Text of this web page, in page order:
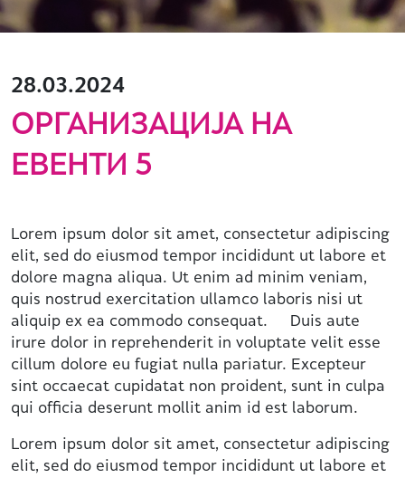
28.03.2024
ОРГАНИЗАЦИЈА НА
ЕВЕНТИ 5
Lorem ipsum dolor sit amet, consectetur adipiscing
elit, sed do eiusmod tempor incididunt ut labore et
dolore magna aliqua. Ut enim ad minim veniam,
quis nostrud exercitation ullamco laboris nisi ut
aliquip ex ea commodo consequat. Duis aute
irure dolor in reprehenderit in voluptate velit esse
cillum dolore eu fugiat nulla pariatur. Excepteur
sint occaecat cupidatat non proident, sunt in culpa
qui officia deserunt mollit anim id est laborum.
Lorem ipsum dolor sit amet, consectetur adipiscing
elit, sed do eiusmod tempor incididunt ut labore et